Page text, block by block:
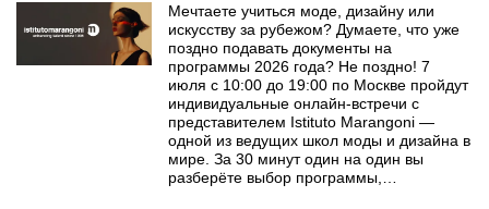
Мечтаете учиться моде, дизайну или
искусству за рубежом? Думаете, что уже
поздно подавать документы на
программы 2026 года? Не поздно! 7
июля с 10:00 до 19:00 по Москве пройдут
индивидуальные онлайн-встречи с
представителем Istituto Marangoni —
одной из ведущих школ моды и дизайна в
мире. За 30 минут один на один вы
разберёте выбор программы,…